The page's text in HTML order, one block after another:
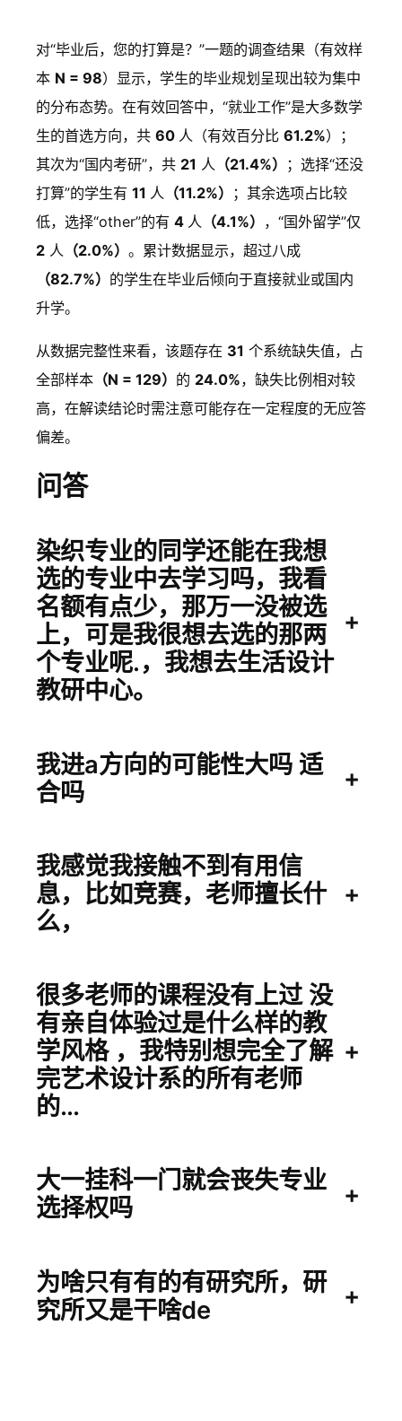
选
系
调
研
2
0
P
1
未
算
毕
业
后
您
的
算
是
？
研 2026 P1
6
1.
2
11
.2
4.
1
对“毕业后，您的打算是？”一题的调查结果（有效样
本 N = 98）显示，学生的毕业规划呈现出较为集中
的分布态势。在有效回答中，“就业工作”是大多数学
生的首选方向，共 60 人（有效百分比 61.2%）；
其次为“国内考研”，共 21 人 （21.4%）
；选择“还没
打算”的学生有 11 人 （11.2%）
；其余选项占比较
低，选择“other”的有 4 人 （4.1%） ，“国外留学”仅
2 人 （2.0%） 。累计数据显示，超过八成
（82.7%） 的学生在毕业后倾向于直接就业或国内
升学。
从数据完整性来看，该题存在 31 个系统缺失值，占
全部样本 （N = 129） 的 24.0%，缺失比例相对较
高，在解读结论时需注意可能存在一定程度的无应答
偏差。
问答
染织专业的同学还能在我想
选的专业中去学习吗，我看
名额有点少，那万一没被选
上，可是我很想去选的那两
个专业呢.，我想去生活设计
教研中心。
+
我进a方向的可能性大吗 适
合吗
+
我感觉我接触不到有用信
息，比如竞赛，老师擅长什
么，
+
很多老师的课程没有上过 没
有亲自体验过是什么样的教
学风格 ，我特别想完全了解
完艺术设计系的所有老师
的…
+
大一挂科一门就会丧失专业
选择权吗
+
为啥只有有的有研究所，研
究所又是干啥de
+